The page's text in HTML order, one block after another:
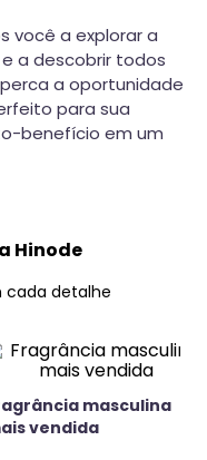
você a explorar a
e a descobrir todos
a oportunidade
para sua
benefício em um
Hinode
cada detalhe
masculina
vendida